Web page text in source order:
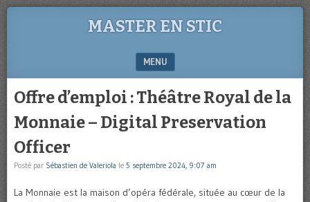
MASTER EN STIC
MENU
Offre d’emploi : Théâtre Royal de la
Monnaie – Digital Preservation
Officer
Posté par Sébastien de Valeriola le 5 septembre 2024, 9:07 am
La Monnaie est la maison d’opéra fédérale, située au cœur de la